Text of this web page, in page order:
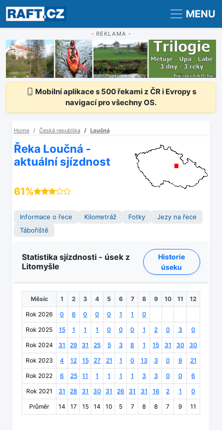
Registrace Přihlášení MENU
- REKLAMA -
Mobilní aplikace s 500 řekami z ČR i Evropy s
navigací pro všechny OS.
Home Česká republika Loučná
Řeka Loučná -
aktuální sjízdnost
61%
Informace o řece Kilometráž Fotky
Jezy na řece
Tábořiště
Statistika sjízdnosti - úsek z
Litomyšle
Historie
úseku
Měsíc 1 2 3 4 5 6 7 8 9 10 11 12
Rok 2026 0 6 0 0 0 1 1 0
Rok 2025 15 1 1 1 0 0 0 1 2 0 3 0
Rok 2024 31 29 31 25 5 3 8 1 15 31 30 30
Rok 2023 4 12 15 27 21 1 0 13 3 0 9 21
Rok 2022 6 25 11 1 1 1 1 3 3 0 0 6
Rok 2021 31 28 31 30 31 26 31 31 16 2 1 0
Průměr 14 17 15 14 10 5 7 8 8 7 9 11